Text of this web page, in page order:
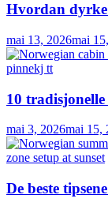
Hvordan
mai 13, 2026mai
10
mai 3, 2026mai 15,
De beste